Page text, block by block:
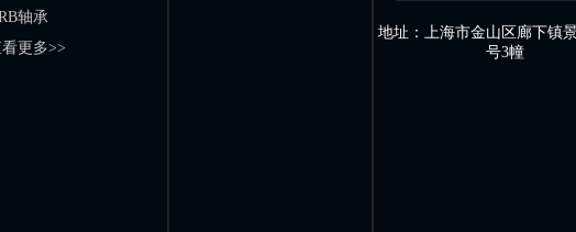
轴承
更多>>
地址：上海市金山区廊下镇
号3幢